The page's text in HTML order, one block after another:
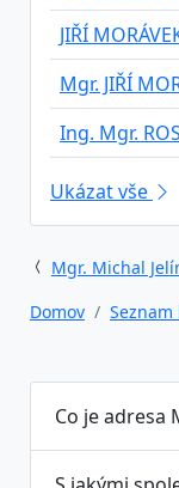
JIŘÍ
Mgr. JIŘÍ
Ing. Mgr.
Ukázat vše
Mgr. Michal
Domov
Co je adresa